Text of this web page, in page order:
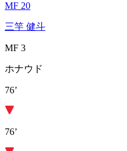
MF 20
三竿 健斗
MF 3
ホナウド
76’
76’